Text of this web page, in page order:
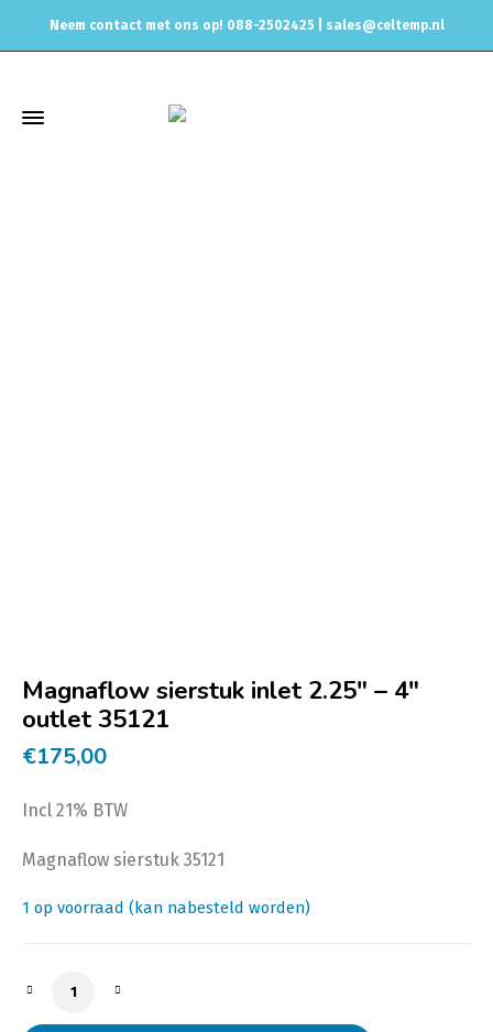
Neem contact met ons op! 088-2502425 | sales@celtemp.nl
Magnaflow sierstuk inlet 2.25″ – 4″
outlet 35121
€175,00
Incl 21% BTW
Magnaflow sierstuk 35121
1 op voorraad (kan nabesteld worden)
Magnaflow sierstuk inlet 2.25" - 4" outlet 35121 aantal